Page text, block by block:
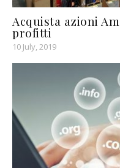
Acquista azioni
profitti
10 July, 2019